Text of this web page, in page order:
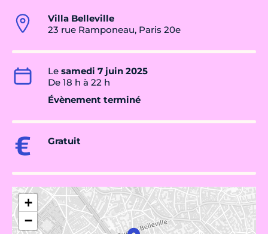
Villa Belleville
23 rue Ramponeau, Paris 20e
Le samedi 7 juin 2025
De 18 h à 22 h
Évènement terminé
Gratuit
+
−